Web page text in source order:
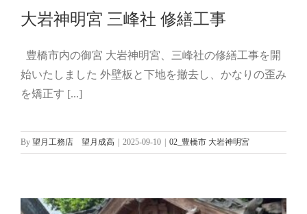
大岩神明宮 三峰社 修繕工事
大岩神明宮 三峰社 修繕工事
豊橋市内の御宮 大岩神明宮、三峰社の修繕工事を開
始いたしました 外壁板と下地を撤去し、かなりの歪み
を矯正す [...]
By 望月工務店 望月成高 | 2025-09-10 | 02_豊橋市 大岩神明宮